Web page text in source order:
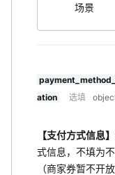
场景
ation
选填
【支付方式信息】
式信息，不填为
（商家券暂不开放